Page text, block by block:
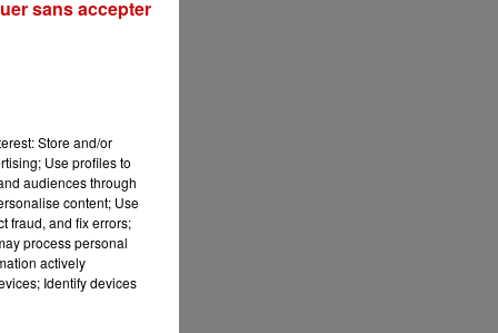
Store and/or
Use profiles to
audiences through
content; Use
fraud, and fix errors;
process personal
actively
Identify devices
sans accepter